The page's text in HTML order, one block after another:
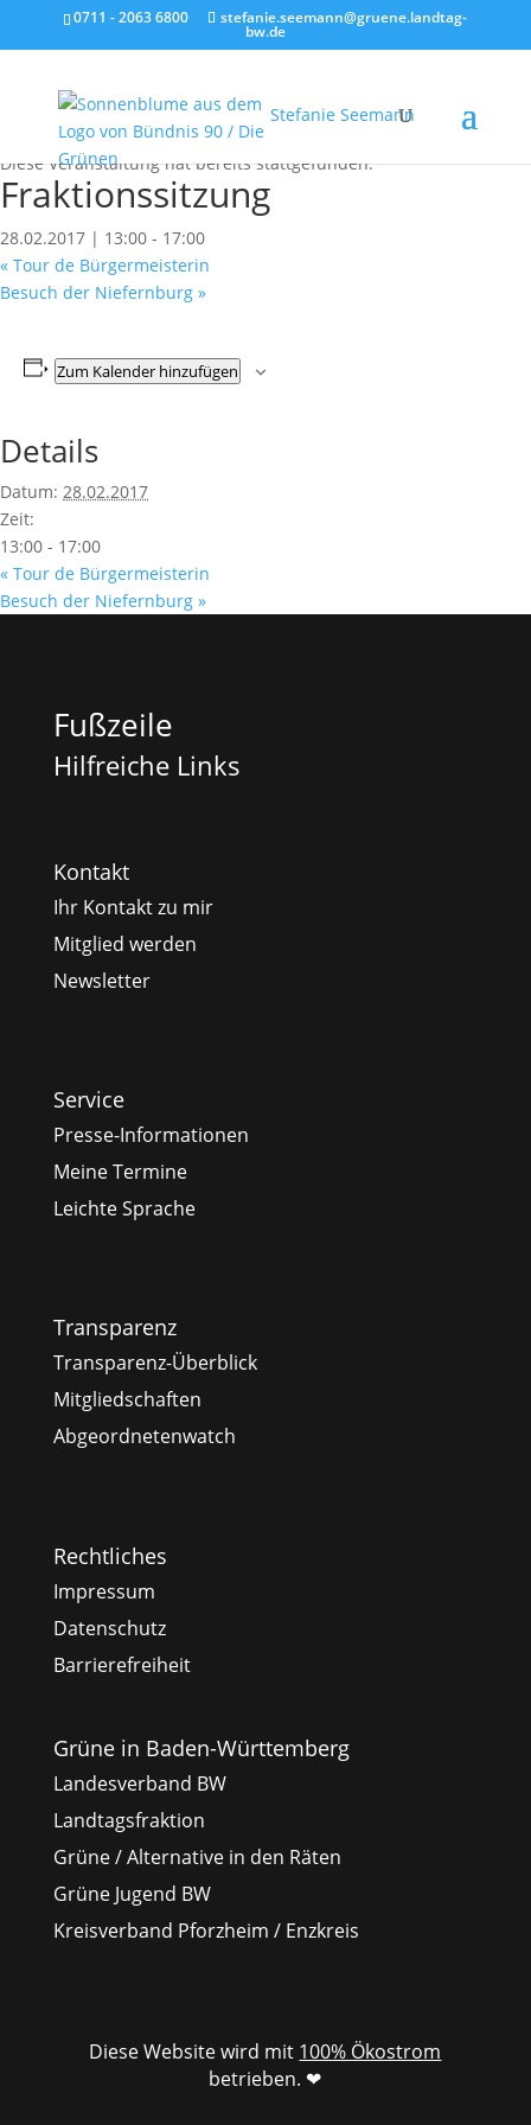
0711 - 2063 6800 stefanie.seemann@gruene.landtag-
bw.de
Stefanie Seemann
« Alle Veranstaltungen
Diese Veranstaltung hat bereits stattgefunden.
Fraktionssitzung
28.02.2017 | 13:00 - 17:00
« Tour de Bürgermeisterin
Besuch der Niefernburg »
Zum Kalender hinzufügen
Details
Datum: 28.02.2017
Zeit:
13:00 - 17:00
« Tour de Bürgermeisterin
Besuch der Niefernburg »
Fußzeile
Hilfreiche Links
Kontakt
Ihr Kontakt zu mir
Mitglied werden
Newsletter
Service
Presse-Informationen
Meine Termine
Leichte Sprache
Transparenz
Transparenz-Überblick
Mitgliedschaften
Abgeordnetenwatch
Rechtliches
Impressum
Datenschutz
Barrierefreiheit
Grüne in Baden-Württemberg
Landesverband BW
Landtagsfraktion
Grüne / Alternative in den Räten
Grüne Jugend BW
Kreisverband Pforzheim / Enzkreis
Diese Website wird mit 100% Ökostrom
betrieben. ❤